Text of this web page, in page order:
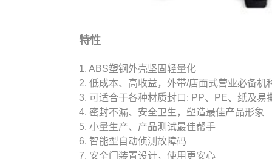
特性
1. ABS塑钢外壳坚固轻量化
2. 低成本、高收益，外带/店面式营业必备机
3. 可适合于各种材质封口: PP、PE、纸及易
4. 密封不漏、安全卫生，塑造最佳产品形象
5. 小量生产、产品测试最佳帮手
6. 智能型自动侦测故障码
7. 安全门装置设计，使用更安心